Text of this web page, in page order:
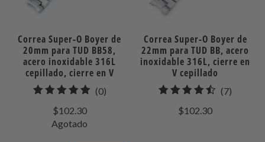
Correa Super-O Boyer de
20mm para TUD BB58,
acero inoxidable 316L
cepillado, cierre en V
(0)0
$102.30
Agotado
Correa Super-O Boyer de
22mm para TUD BB, acero
inoxidable 316L, cierre en
V cepillado
(7)
$102.30